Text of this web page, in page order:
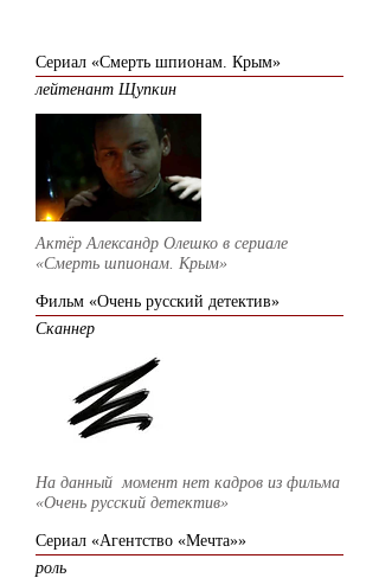
Сериал «Смерть шпионам. Крым»
лейтенант Щупкин
Актёр Александр Олешко в сериале
«Смерть шпионам. Крым»
Фильм «Очень русский детектив»
Сканнер
На данный момент нет кадров из фильма
«Очень русский детектив»
Сериал «Агентство «Мечта»»
роль